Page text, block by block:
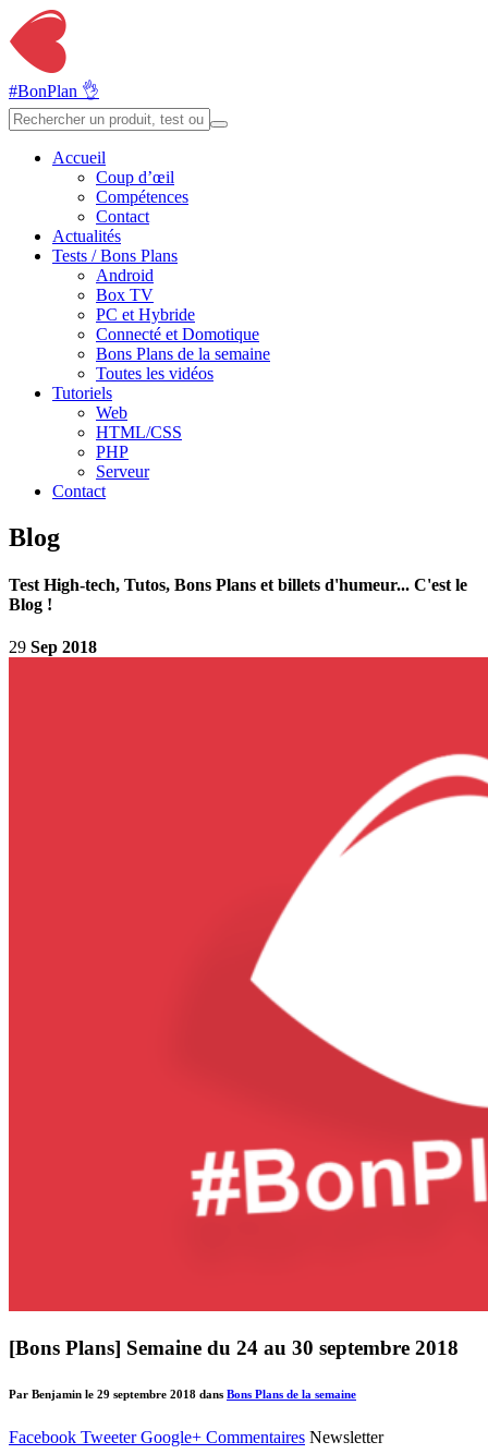
#BonPlan 👌
Accueil
Coup d’œil
Compétences
Contact
Actualités
Tests / Bons Plans
Android
Box TV
PC et Hybride
Connecté et Domotique
Bons Plans de la semaine
Toutes les vidéos
Tutoriels
Web
HTML/CSS
PHP
Serveur
Contact
Blog
Test High-tech, Tutos, Bons Plans et billets d'humeur... C'est le
Blog !
29 Sep 2018
[Bons Plans] Semaine du 24 au 30 septembre 2018
Par Benjamin le 29 septembre 2018 dans Bons Plans de la semaine
Facebook TweeterGoogle+ Commentaires Newsletter